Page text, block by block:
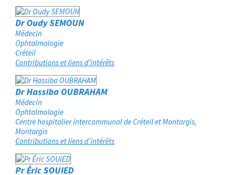
Dr Oudy SEMOUN
Médecin
Ophtalmologie
Créteil
Contributions et liens d’intérêts
Dr Hassiba OUBRAHAM
Médecin
Ophtalmologie
Centre hospitalier intercommunal de Créteil et Montargis
Montargis
Contributions et liens d’intérêts
Pr Éric SOUIED